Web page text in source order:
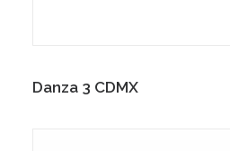
Danza 3 CDMX